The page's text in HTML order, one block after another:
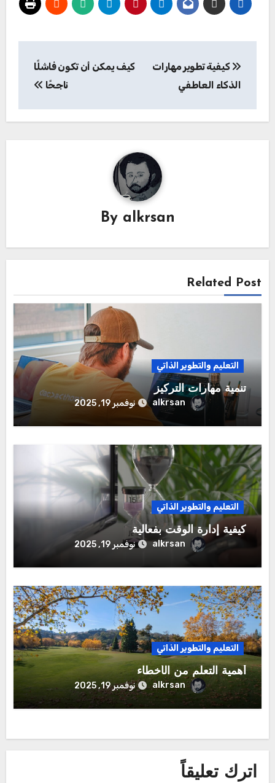
المقالات
كيفية تطوير مهارات
الذكاء العاطفي
كيف يمكن أن تكون فاشلًا
ناجحًا
By alkrsan
Related Post
التعليم والتطوير الذاتي
تنمية مهارات التركيز
alkrsan نوفمبر 19, 2025
التعليم والتطوير الذاتي
كيفية إدارة الوقت بفعالية
alkrsan نوفمبر 19, 2025
التعليم والتطوير الذاتي
أهمية التعلم من الأخطاء
alkrsan نوفمبر 19, 2025
اترك تعليقاً